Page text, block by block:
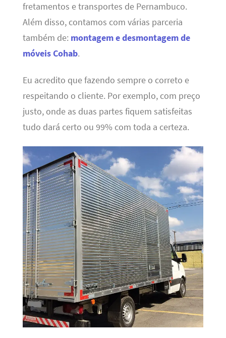
fretamentos e transportes de Pernambuco.
Além disso, contamos com várias parceria
também de: montagem e desmontagem de
móveis Cohab.
Eu acredito que fazendo sempre o correto e
respeitando o cliente. Por exemplo, com preço
justo, onde as duas partes fiquem satisfeitas
tudo dará certo ou 99% com toda a certeza.